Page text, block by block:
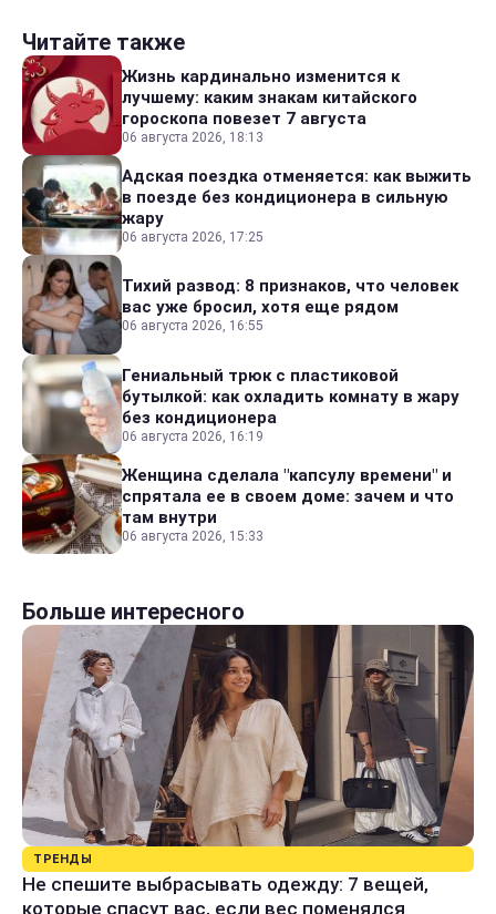
Читайте также
Жизнь кардинально изменится к
лучшему: каким знакам китайского
гороскопа повезет 7 августа
06 августа 2026, 18:13
Адская поездка отменяется: как выжить
в поезде без кондиционера в сильную
жару
06 августа 2026, 17:25
Тихий развод: 8 признаков, что человек
вас уже бросил, хотя еще рядом
06 августа 2026, 16:55
Гениальный трюк с пластиковой
бутылкой: как охладить комнату в жару
без кондиционера
06 августа 2026, 16:19
Женщина сделала "капсулу времени" и
спрятала ее в своем доме: зачем и что
там внутри
06 августа 2026, 15:33
Больше интересного
ТРЕНДЫ
Не спешите выбрасывать одежду: 7 вещей,
которые спасут вас, если вес поменялся